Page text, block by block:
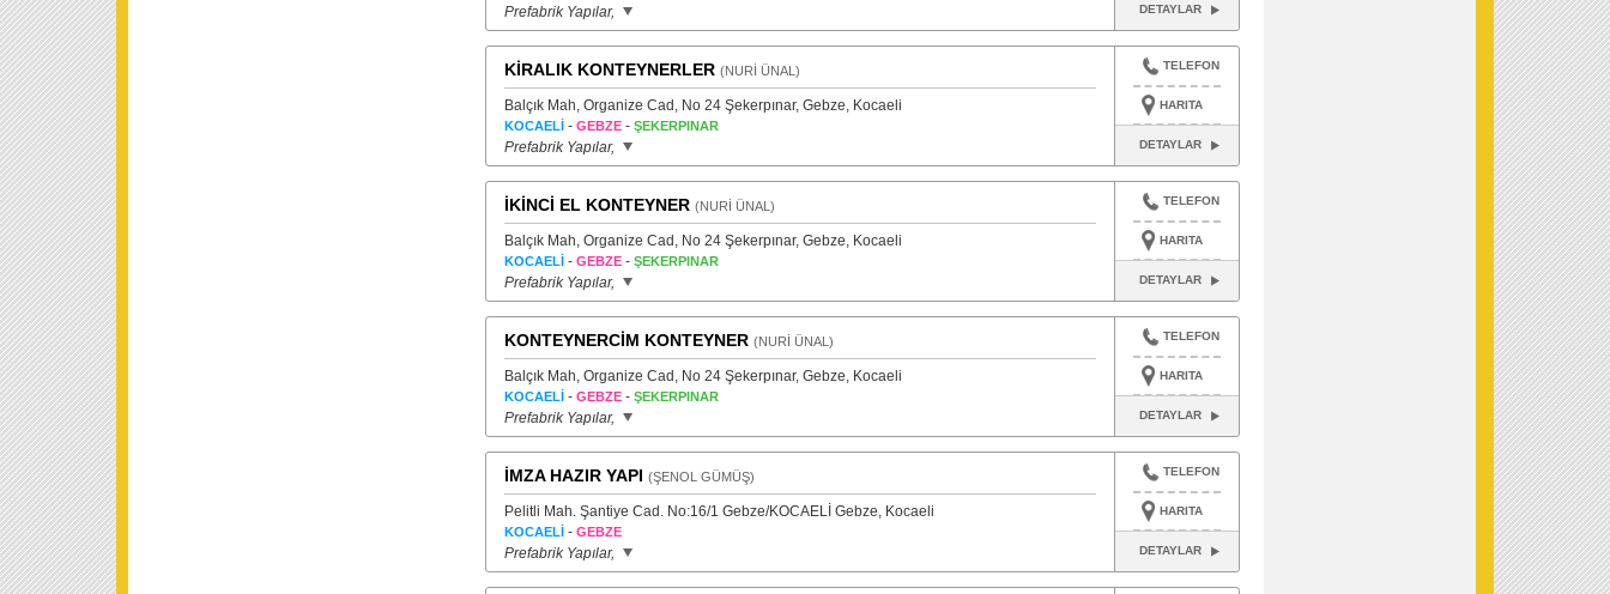
Prefabrik Yapılar, DETAYLAR
KİRALIK KONTEYNERLER (NURİ ÜNAL)
Balçık Mah, Organize Cad, No 24 Şekerpınar, Gebze, Kocaeli
KOCAELİ- GEBZE- ŞEKERPINAR
Prefabrik Yapılar,
TELEFON
HARITA
DETAYLAR
İKİNCİ EL KONTEYNER (NURİ ÜNAL)
Balçık Mah, Organize Cad, No 24 Şekerpınar, Gebze, Kocaeli
KOCAELİ- GEBZE- ŞEKERPINAR
Prefabrik Yapılar,
TELEFON
HARITA
DETAYLAR
KONTEYNERCİM KONTEYNER (NURİ ÜNAL)
Balçık Mah, Organize Cad, No 24 Şekerpınar, Gebze, Kocaeli
KOCAELİ- GEBZE- ŞEKERPINAR
Prefabrik Yapılar,
TELEFON
HARITA
DETAYLAR
İMZA HAZIR YAPI (ŞENOL GÜMÜŞ)
Pelitli Mah. Şantiye Cad. No:16/1 Gebze/KOCAELİ Gebze, Kocaeli
KOCAELİ- GEBZE
Prefabrik Yapılar,
TELEFON
HARITA
DETAYLAR